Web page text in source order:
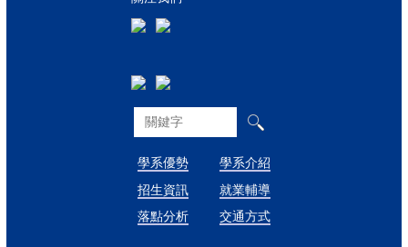
學系優勢
招生資訊
落點分析
學系介紹
就業輔導
交通方式